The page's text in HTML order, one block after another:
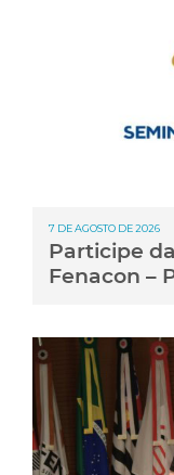
7 DE AGOSTO DE 2026
Participe
Fenacon –